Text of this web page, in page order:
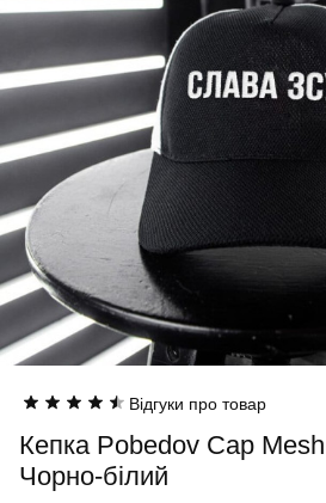
Відгуки про товар
Кепка Pobedov Cap
Чорно-білий